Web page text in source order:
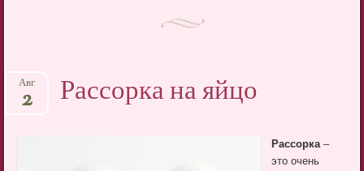
Рассорка на яйцо
Авг
2
Рассорка–
это очень